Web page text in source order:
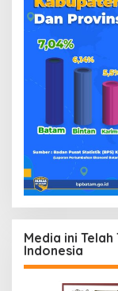
Media ini
Indonesia